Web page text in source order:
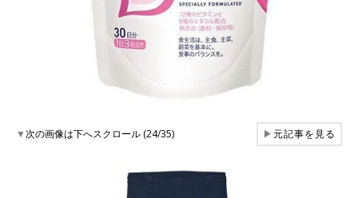
▼次の画像は下へスクロール (24/35) ▶元記事を見る